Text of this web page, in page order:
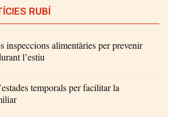
RUBÍ
inspeccions alimentàries per prevenir
l’estiu
temporals per facilitar la